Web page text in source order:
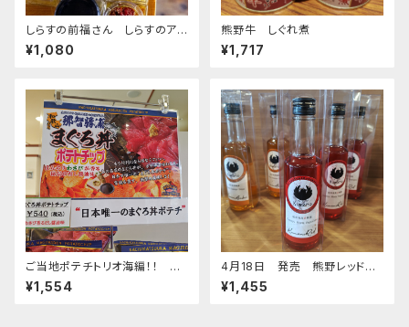
しらすの前福さん しらすのアヒ
ージョ
¥1,080
熊野牛 しぐれ煮
¥1,717
ご当地ポテチトリオ海編！！ 勝
浦のまぐろ丼ポテチ・伊勢海老
ポテチ・あおさのりポテチ
¥1,554
4月18日 発売 熊野レッド30
0ml
¥1,455